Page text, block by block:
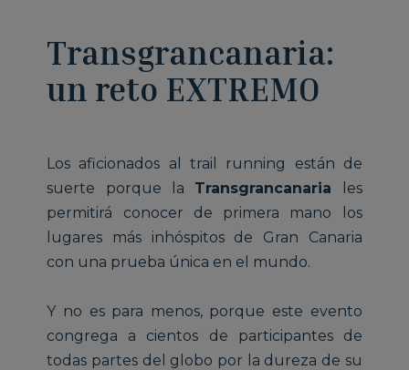
Transgrancanaria:
un reto EXTREMO
Los aficionados al trail running están de
suerte porque la Transgrancanaria les
permitirá conocer de primera mano los
lugares más inhóspitos de Gran Canaria
con una prueba única en el mundo.
Y no es para menos, porque este evento
congrega a cientos de participantes de
todas partes del globo por la dureza de su